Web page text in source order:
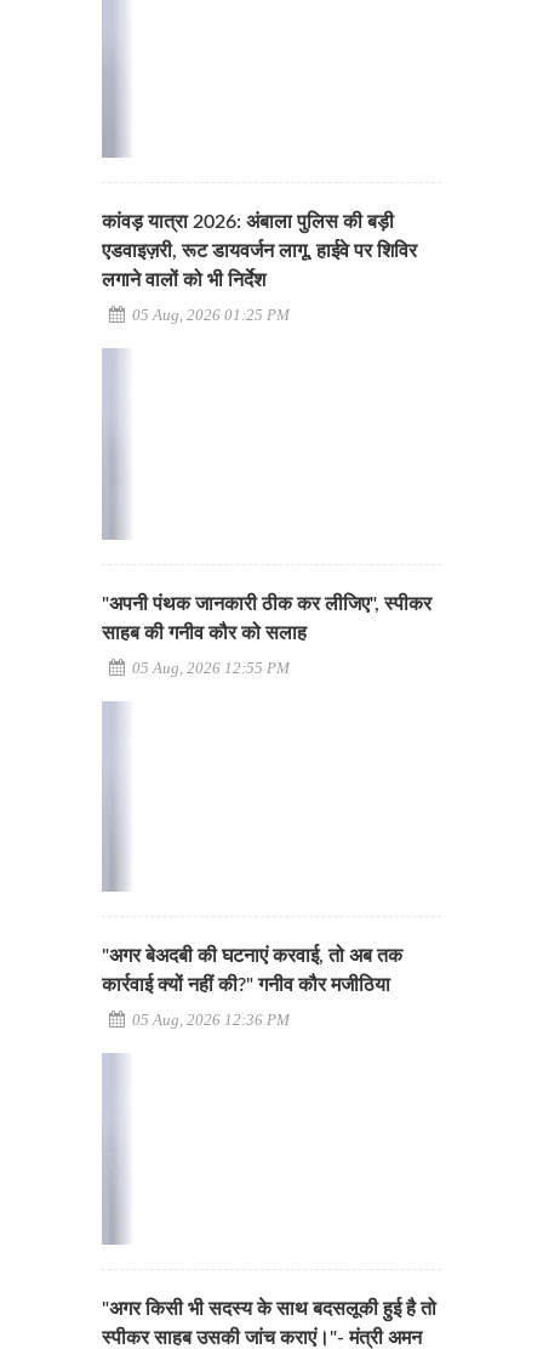
कांवड़ यात्रा 2026: अंबाला पुलिस की बड़ी
एडवाइज़री, रूट डायवर्जन लागू, हाईवे पर शिविर
लगाने वालों को भी निर्देश
05 Aug, 2026 01:25 PM
"अपनी पंथक जानकारी ठीक कर लीजिए", स्पीकर
साहब की गनीव कौर को सलाह
05 Aug, 2026 12:55 PM
"अगर बेअदबी की घटनाएं करवाई, तो अब तक
कार्रवाई क्यों नहीं की?" गनीव कौर मजीठिया
05 Aug, 2026 12:36 PM
"अगर किसी भी सदस्य के साथ बदसलूकी हुई है तो
स्पीकर साहब उसकी जांच कराएं।"- मंत्री अमन